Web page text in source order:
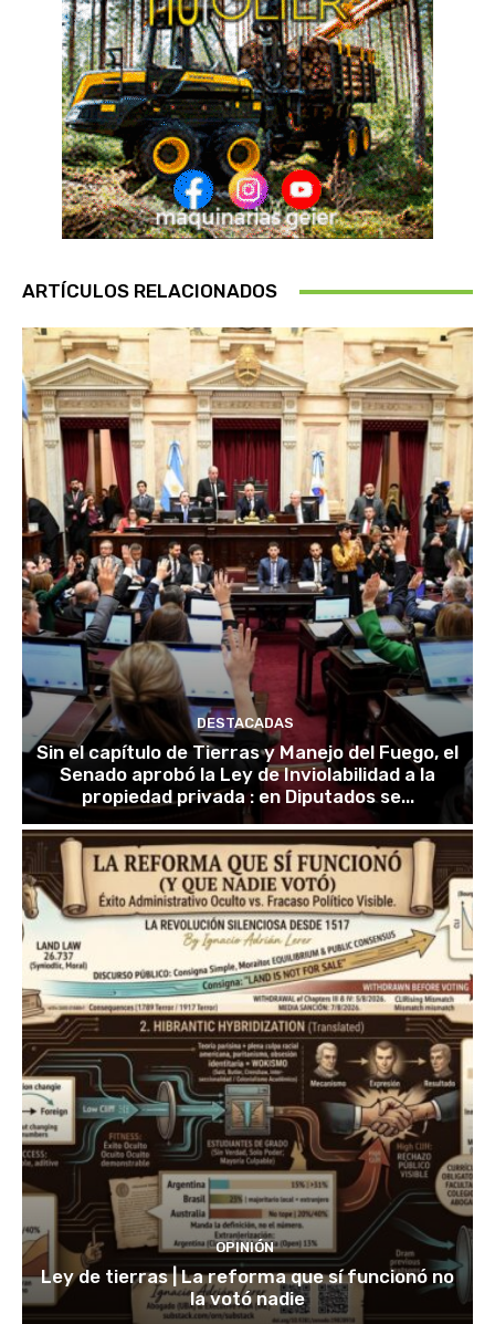
ARTÍCULOS RELACIONADOS
DESTACADAS
Sin el capítulo de Tierras y Manejo del Fuego, el
Senado aprobó la Ley de Inviolabilidad a la
propiedad privada : en Diputados se...
OPINIÓN
Ley de tierras | La reforma que sí funcionó no
la votó nadie